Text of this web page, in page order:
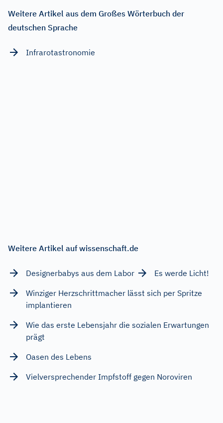
Weitere Artikel aus dem Großes Wörterbuch der
deutschen Sprache
Infrarotastronomie
Weitere Artikel auf wissenschaft.de
Designerbabys aus dem Labor
Es werde Licht!
Winziger Herzschrittmacher lässt sich per Spritze
implantieren
Wie das erste Lebensjahr die sozialen Erwartungen
prägt
Oasen des Lebens
Vielversprechender Impfstoff gegen Noroviren